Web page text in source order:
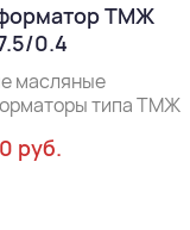
ТМЖ
0.4
масляные
типа ТМЖ
руб.